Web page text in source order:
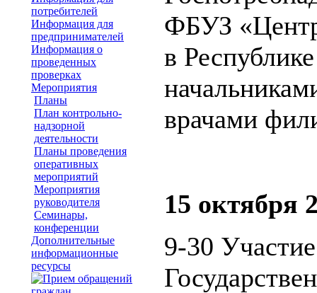
потребителей
Информация для
предпринимателей
Информация о
проведенных
проверках
Мероприятия
Планы
План контрольно-
надзорной
деятельности
Планы проведения
оперативных
мероприятий
Мероприятия
руководителя
Семинары,
конференции
Дополнительные
информационные
ресурсы
ФБУЗ
в
врачами
15 октября
9-30